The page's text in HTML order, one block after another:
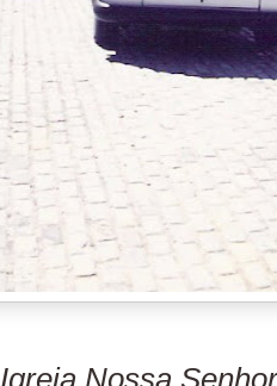
Igreja Nossa